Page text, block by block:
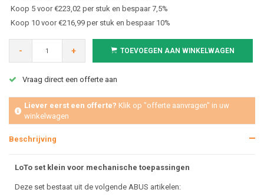
Koop 5 voor €223,02 per stuk en bespaar 7,5%
Koop 10 voor €216,99 per stuk en bespaar 10%
- + TOEVOEGEN AAN WINKELWAGEN
Vraag direct een offerte aan
Liever eerst een offerte? Klik op "offerte aanvragen" in uw
winkelwagen
Beschrijving
LoTo set klein voor mechanische toepassingen
Deze set bestaat uit de volgende ABUS artikelen: